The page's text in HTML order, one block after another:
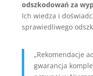
odszkodowań za
Ich wiedza i
sprawiedliwego
„Rekomendacje
gwarancja